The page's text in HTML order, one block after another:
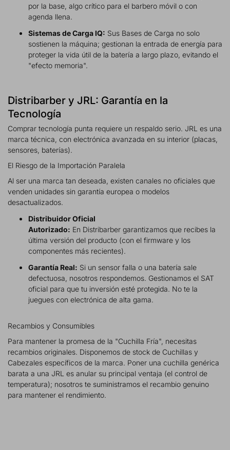
por la base, algo crítico para el barbero móvil o con
agenda llena.
Sistemas de Carga IQ: Sus Bases de Carga no solo
sostienen la máquina; gestionan la entrada de energía para
proteger la vida útil de la batería a largo plazo, evitando el
"efecto memoria".
Distribarber y JRL: Garantía en la
Tecnología
Comprar tecnología punta requiere un respaldo serio. JRL es una
marca técnica, con electrónica avanzada en su interior (placas,
sensores, baterías).
El Riesgo de la Importación Paralela
Al ser una marca tan deseada, existen canales no oficiales que
venden unidades sin garantía europea o modelos
desactualizados.
Distribuidor Oficial
Autorizado: En Distribarber garantizamos que recibes la
última versión del producto (con el firmware y los
componentes más recientes).
Garantía Real: Si un sensor falla o una batería sale
defectuosa, nosotros respondemos. Gestionamos el SAT
oficial para que tu inversión esté protegida. No te la
juegues con electrónica de alta gama.
Recambios y Consumibles
Para mantener la promesa de la "Cuchilla Fría", necesitas
recambios originales. Disponemos de stock de Cuchillas y
Cabezales específicos de la marca. Poner una cuchilla genérica
barata a una JRL es anular su principal ventaja (el control de
temperatura); nosotros te suministramos el recambio genuino
para mantener el rendimiento.